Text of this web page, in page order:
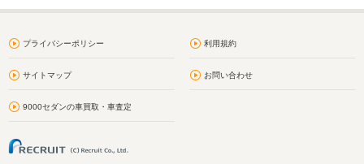
プライバシーポリシー 利用規約
サイトマップ お問い合わせ
9000セダンの車買取・車査定